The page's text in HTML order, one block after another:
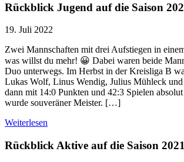
Rückblick Jugend auf die Saison
19. Juli 2022
Zwei Mannschaften mit drei Aufstiegen in
was willst du mehr! 😀 Dabei waren beide
Duo unterwegs. Im Herbst in der Kreisliga B
Lukas Wolf, Linus Wendig, Julius Mühleck
dann mit 14:0 Punkten und 42:3 Spielen
wurde souveräner Meister. […]
Weiterlesen
Rückblick Aktive auf die Saison